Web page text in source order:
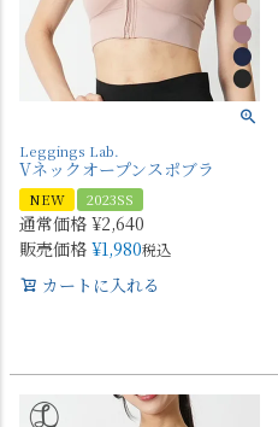
Leggings Lab.
Vネックオープンスポブラ
NEW 2023SS
通常価格 ¥2,640
販売価格 ¥1,980税込
カートに入れる